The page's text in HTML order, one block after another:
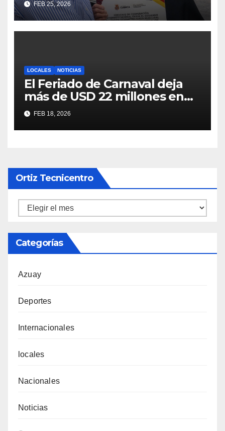
locales
FEB 25, 2026
LOCALES NOTICIAS
El Feriado de Carnaval deja
más de USD 22 millones en
ingresos y un récord de
visitantes en Cuenca
FEB 18, 2026
Ortiz Tecnicentro
Ortiz
Categorías
Azuay
Deportes
Internacionales
locales
Nacionales
Noticias